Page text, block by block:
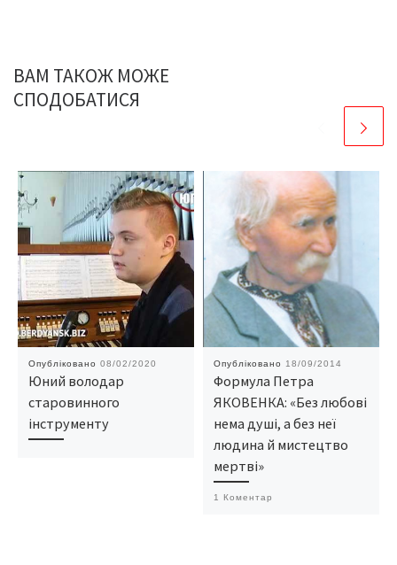
ВАМ ТАКОЖ МОЖЕ
СПОДОБАТИСЯ
Опубліковано 08/02/2020
Юний володар
старовинного
інструменту
Опубліковано 18/09/2014
Формула Петра
ЯКОВЕНКА: «Без любові
нема душі, а без неї
людина й мистецтво
мертві»
1 Коментар